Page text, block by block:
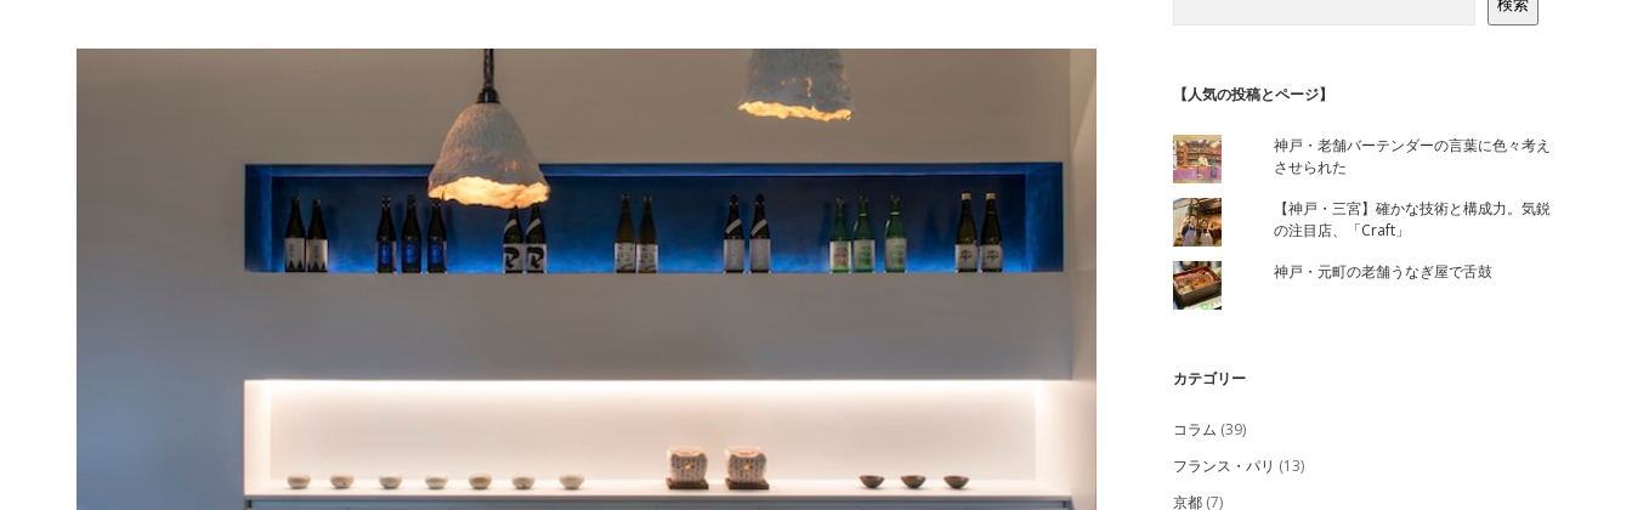
検索
【人気の投稿とページ】
神戸・老舗バーテンダーの言葉に色々考え
させられた
【神戸・三宮】確かな技術と構成力。気鋭
の注目店、「Craft」
神戸・元町の老舗うなぎ屋で舌鼓
カテゴリー
コラム (39)
フランス・パリ (13)
京都(7)